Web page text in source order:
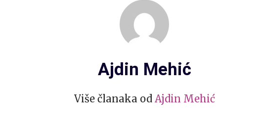
Ajdin Mehić
Više članaka od Ajdin Mehić